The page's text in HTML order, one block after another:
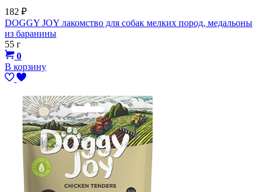
182 ₽
DOGGY JOY лакомство для собак мелких пород, медальоны
из баранины
55 г
0
В корзину